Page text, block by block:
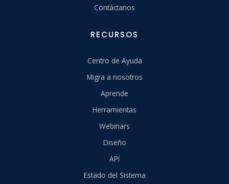
Contáctanos
RECURSOS
Centro de Ayuda
Migra a nosotros
Aprende
Herramientas
Webinars
Diseño
API
Estado del Sistema